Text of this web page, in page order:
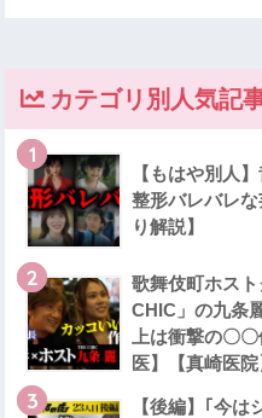
カテゴリ別人気記
1
【もはや別人
整形バレバレ
り解説】
2
歌舞伎町ホス
CHIC」の九条
上は衝撃の〇
医】【真崎医院
3
【後編】｢今